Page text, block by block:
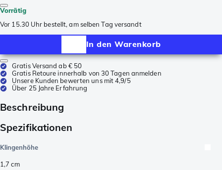
Vorrätig
Vor 15.30 Uhr bestellt, am selben Tag versandt
In den Warenkorb
Gratis Versand ab € 50
Gratis Retoure innerhalb von 30 Tagen anmelden
Unsere Kunden bewerten uns mit 4,9/5
Über 25 Jahre Erfahrung
Beschreibung
Spezifikationen
Klingenhöhe
1,7 cm